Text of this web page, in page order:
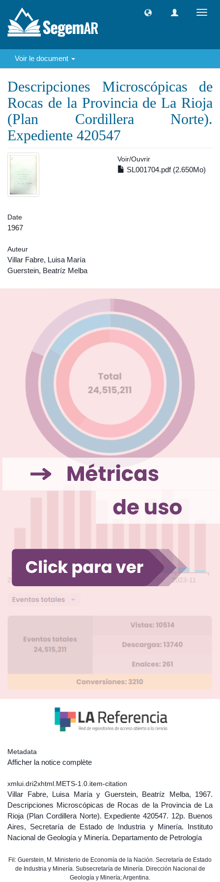
Voir le document
Descripciones Microscópicas de
Rocas de la Provincia de La Rioja
(Plan Cordillera Norte).
Expediente 420547
Voir/Ouvrir
SL001704.pdf (2.650Mo)
Date
1967
Auteur
Villar Fabre, Luisa María
Guerstein, Beatríz Melba
Metadata
Afficher la notice complète
xmlui.dri2xhtml.METS-1.0.item-citation
Villar Fabre, Luisa María y Guerstein, Beatríz Melba, 1967.
Descripciones Microscópicas de Rocas de la Provincia de La
Rioja (Plan Cordillera Norte). Expediente 420547. 12p. Buenos
Aires, Secretaría de Estado de Industria y Minería. Instituto
Nacional de Geología y Minería. Departamento de Petrología
Fil: Guerstein, M. Ministerio de Economía de la Nación. Secretaría de Estado
de Industria y Minería. Subsecretaría de Minería. Dirección Nacional de
Geología y Minería; Argentina.